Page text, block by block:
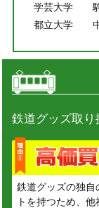
学芸大学
都立大学
鉄道グッズ取
鉄道グッズの独自
トを持つため、